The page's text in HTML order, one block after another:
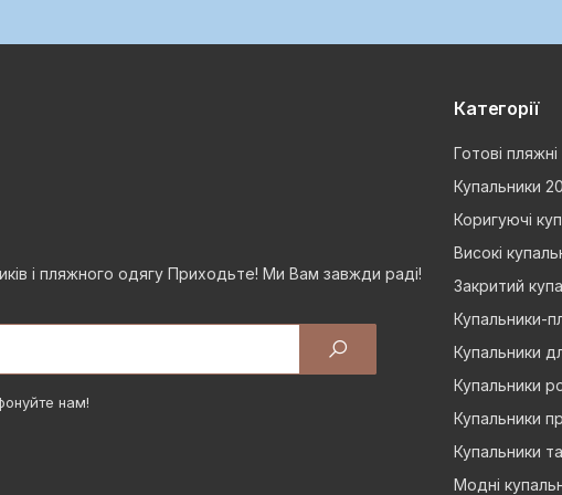
і пляжного одягу Приходьте! Ми Вам завжди раді!
нам!
Категорії
Готові
Купальники
Коригуючі
Високі
Закритий
Купальники-
Купальники
Купальники
Купальники
Купальники
Модні